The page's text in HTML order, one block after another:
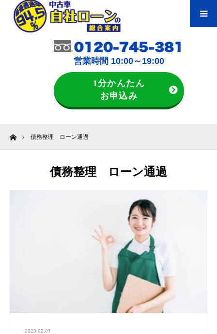
営業時間 10:00～19:00
1分かんたん
お申込み
ホーム債務整理 ローン通過
債務整理 ローン通過
2023.02.07